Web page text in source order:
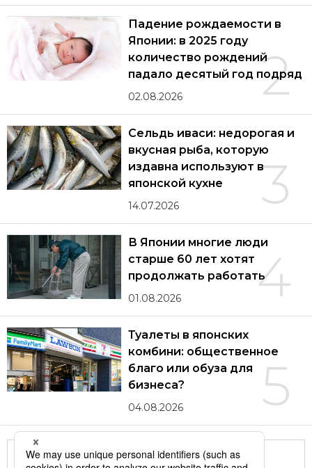
2
Падение рождаемости в
Японии: в 2025 году
количество рождений
падало десятый год подряд
02.08.2026
3
Сельдь иваси: недорогая и
вкусная рыба, которую
издавна используют в
японской кухне
14.07.2026
4
В Японии многие люди
старше 60 лет хотят
продолжать работать
01.08.2026
5
Туалеты в японских
комбини: общественное
благо или обуза для
бизнеса?
04.08.2026
Другие статьи по теме